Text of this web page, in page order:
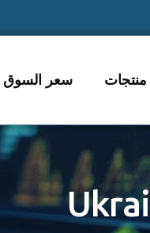
منتجات سعر السوق